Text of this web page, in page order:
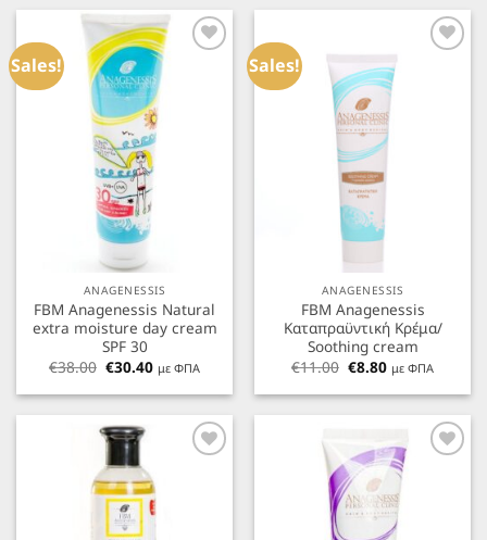
€8.80. €12.80.
Sales!
Προσθήκη
Αγαπημένα
ANAGENESSIS
FBM Anagenessis Natural
extra moisture day cream
SPF 30
€38.00 Original
price
was:
€30.40Η
τρέχουσα
τιμή
€30.40.
με ΦΠΑ
Sales!
Προσθήκη
ANAGENESSIS
FBM Anagenessis
Καταπραϋντική Κρέμα/
Soothing cream
€11.00 Original
price
was:
€8.80Η
τρέχουσα
τιμή
€8.80.
με ΦΠΑ
Προσθήκη
Προσθήκη
Αγαπημένα